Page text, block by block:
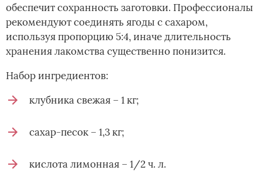
обеспечит сохранность заготовки. Профессионалы
рекомендуют соединять ягоды с сахаром,
используя пропорцию 5:4, иначе длительность
хранения лакомства существенно понизится.
Набор ингредиентов:
клубника свежая – 1 кг;
сахар-песок – 1,3 кг;
кислота лимонная – 1/2 ч. л.